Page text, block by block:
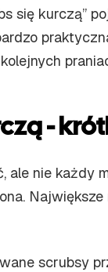
się kurczą”
-
ale nie każdy
scrubsy